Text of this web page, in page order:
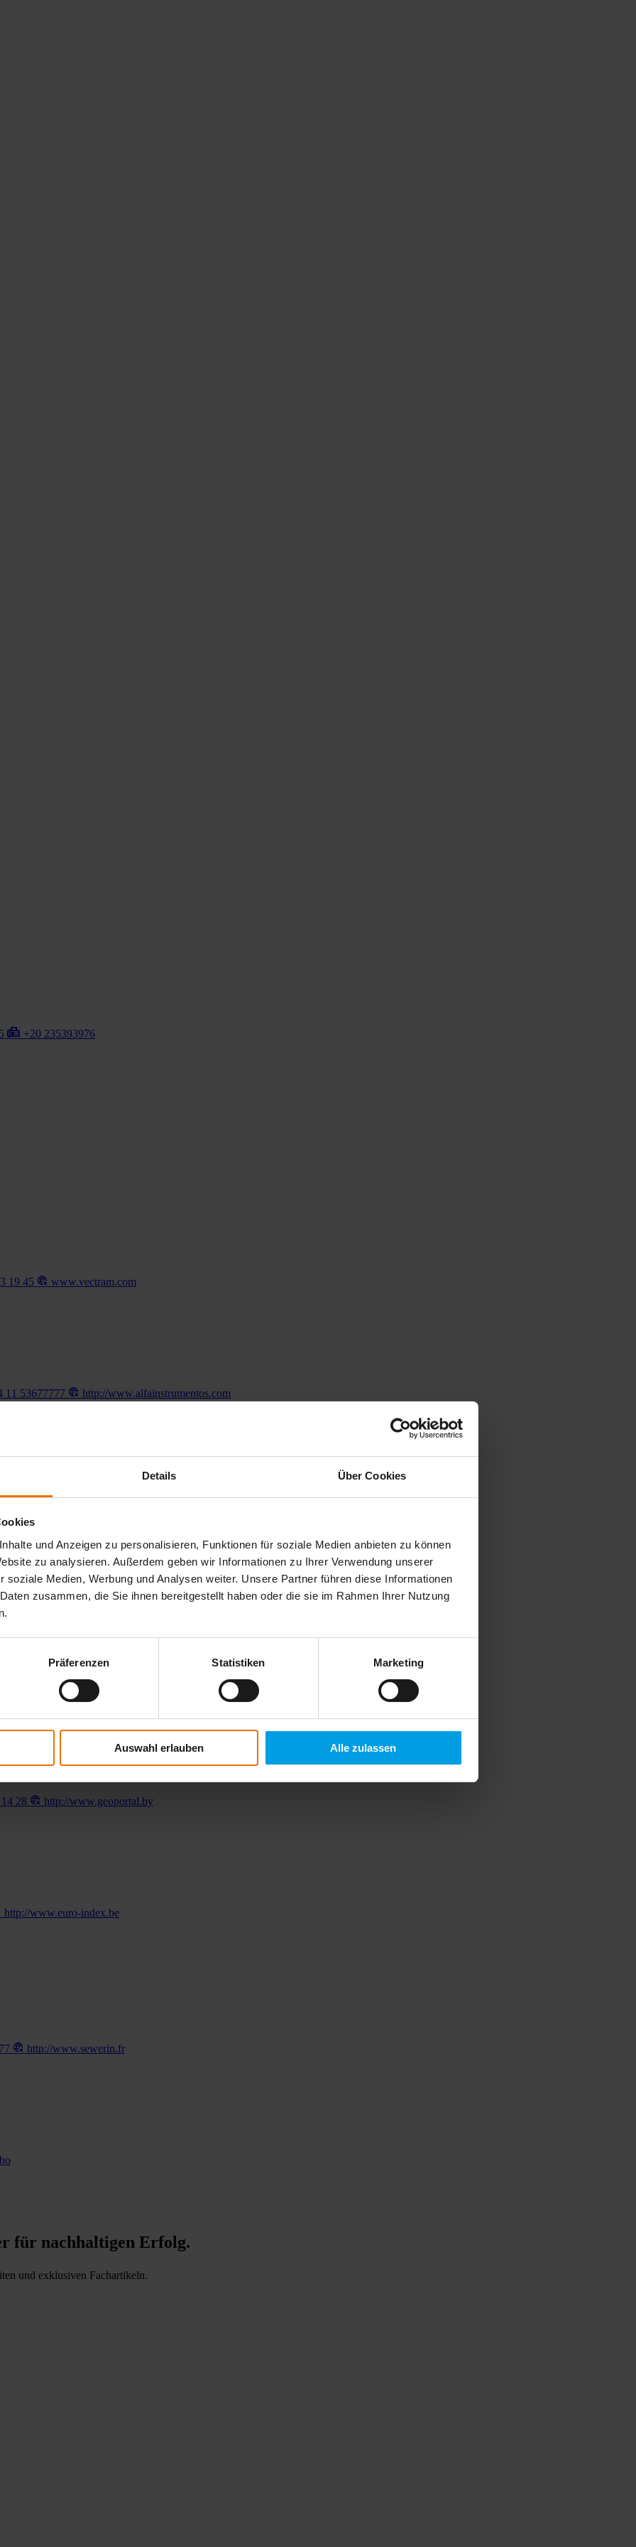
Details Über Cookies
und Anzeigen zu personalisieren, Funktionen für soziale Medien anbieten zu können
zu analysieren. Außerdem geben wir Informationen zu Ihrer Verwendung unserer
soziale Medien, Werbung und Analysen weiter. Unsere Partner führen diese Informationen
zusammen, die Sie ihnen bereitgestellt haben oder die sie im Rahmen Ihrer Nutzung
Präferenzen Statistiken Marketing
Auswahl erlauben Alle zulassen
+20 235393976
19 45 www.vectram.com
11 53677777 http://www.alfainstrumentos.com
daly.com
28 http://www.geoportal.by
http://www.euro-index.be
http://www.sewerin.fr
für nachhaltigen Erfolg.
und exklusiven Fachartikeln.